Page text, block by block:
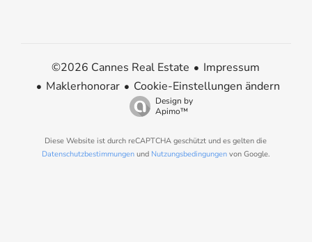
©2026 Cannes Real Estate
Impressum
Maklerhonorar
Cookie-Einstellungen ändern
Design by
Apimo™
Diese Website ist durch reCAPTCHA geschützt und es gelten die
Datenschutzbestimmungen und Nutzungsbedingungen von Google.